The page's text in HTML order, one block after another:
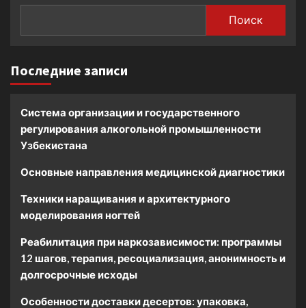
Поиск
Последние записи
Система организации и государственного
регулирования алкогольной промышленности
Узбекистана
Основные направления медицинской диагностики
Техники наращивания и архитектурного
моделирования ногтей
Реабилитация при наркозависимости: программы
12 шагов, терапия, ресоциализация, анонимность и
долгосрочные исходы
Особенности доставки десертов: упаковка,